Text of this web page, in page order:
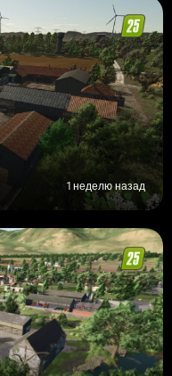
1 неделю назад